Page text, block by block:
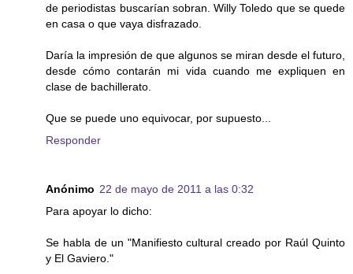
de periodistas buscarían sobran. Willy Toledo que se quede
en casa o que vaya disfrazado.
Daría la impresión de que algunos se miran desde el futuro,
desde cómo contarán mi vida cuando me expliquen en
clase de bachillerato.
Que se puede uno equivocar, por supuesto...
Responder
Anónimo 22 de mayo de 2011 a las 0:32
Para apoyar lo dicho:
Se habla de un "Manifiesto cultural creado por Raúl Quinto
y El Gaviero."